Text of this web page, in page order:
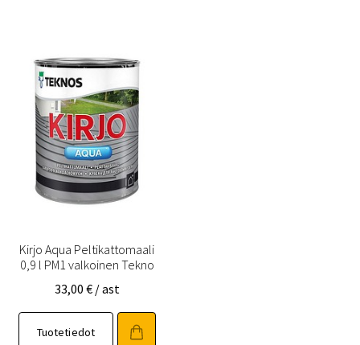
Kirjo Aqua Peltikattomaali
0,9 l PM1 valkoinen Tekno
33,00 € / ast
Tuotetiedot